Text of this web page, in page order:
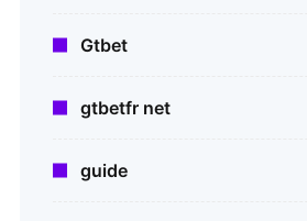
Gtbet
gtbetfr net
guide